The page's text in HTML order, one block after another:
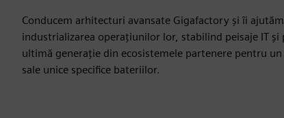
Conducem arhitecturi avansate Gigafactory și îi
industrializarea operațiunilor lor, stabilind peisaje IT
ultimă generație din ecosistemele partenere pentru
sale unice specifice bateriilor.